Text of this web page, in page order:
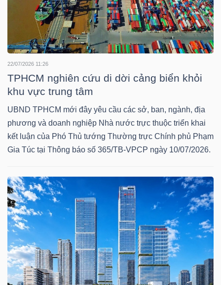
22/07/2026 11:26
TPHCM nghiên cứu di dời cảng biển khỏi
khu vực trung tâm
UBND TPHCM mới đây yêu cầu các sở, ban, ngành, địa
phương và doanh nghiệp Nhà nước trực thuộc triển khai
kết luận của Phó Thủ tướng Thường trực Chính phủ Phạm
Gia Túc tại Thông báo số 365/TB-VPCP ngày 10/07/2026.
VỤ
TRUYỀN
THÔNG
TIỆN
ÍCH
BẤT
ĐỘNG
SẢN
Mã
chứng